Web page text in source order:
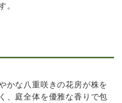
。​
かな八重咲きの花房が株を
、庭全体を優雅な香りで包